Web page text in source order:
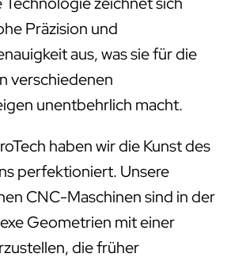
Präzision und
aus, was sie für die
verschiedenen
unentbehrlich macht.
haben wir die Kunst des
perfektioniert. Unsere
CNC-Maschinen sind in der
Geometrien mit einer
die früher